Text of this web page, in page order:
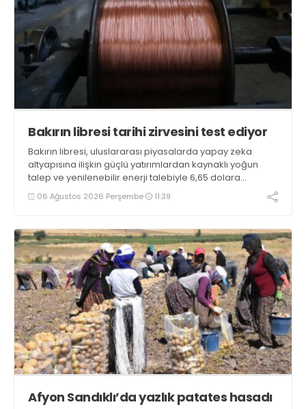
Bakırın libresi tarihi zirvesini test ediyor
Bakırın libresi, uluslararası piyasalarda yapay zeka
altyapısına ilişkin güçlü yatırımlardan kaynaklı yoğun
talep ve yenilenebilir enerji talebiyle 6,65 dolara
ulaşarak tarihi zirvesini test ediyor
06 Ağustos 2026 Perşembe 11:39
Afyon Sandıklı’da yazlık patates hasadı